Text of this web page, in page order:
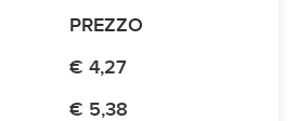
PREZZO
€ 4,27
€ 5,38